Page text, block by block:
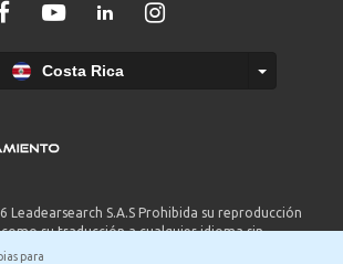
Costa Rica
Leadearsearch S.A.S Prohibida su reproducción
su traducción a cualquier idioma sin
de su titular. elempleo.com es un producto de
para